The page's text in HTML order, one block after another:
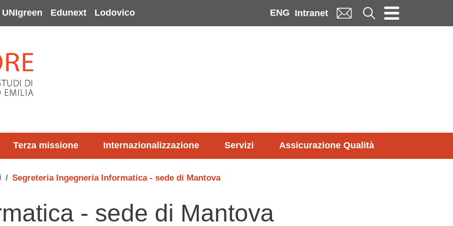
UNIgreen Edunext Lodovico ENG Intranet Cerca
Terza missione Internazionalizzazione Servizi Assicurazione Qualità
Segreteria Ingegneria Informatica - sede di Mantova
- sede di Mantova